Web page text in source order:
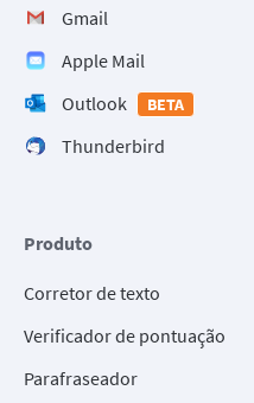
Gmail
Apple Mail
Outlook
BETA
Thunderbird
Produto
Corretor de texto
Verificador de pontuação
Parafraseador